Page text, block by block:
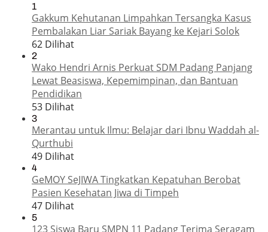
1
Gakkum Kehutanan Limpahkan Tersangka Kasus
Pembalakan Liar Sariak Bayang ke Kejari Solok
62 Dilihat
2
Wako Hendri Arnis Perkuat SDM Padang Panjang
Lewat Beasiswa, Kepemimpinan, dan Bantuan
Pendidikan
53 Dilihat
3
Merantau untuk Ilmu: Belajar dari Ibnu Waddah al-
Qurthubi
49 Dilihat
4
GeMOY SeJIWA Tingkatkan Kepatuhan Berobat
Pasien Kesehatan Jiwa di Timpeh
47 Dilihat
5
123 Siswa Baru SMPN 11 Padang Terima Seragam